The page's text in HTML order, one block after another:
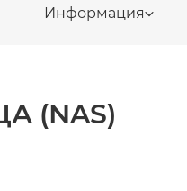
Информация
(NAS)